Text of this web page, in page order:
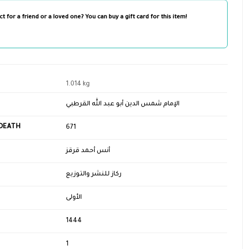
for a friend or a loved one? You can buy a gift card for this item!
1.014 kg
الإمام شمس الدين أبو عبد الله القرطبي
671
أنس أحمد قرقز
ركاز للنشر والتوزيع
الأولى
1444
1